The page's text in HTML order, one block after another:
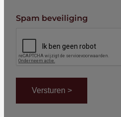
Spam beveiliging